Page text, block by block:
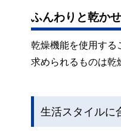
ふんわりと乾か
乾燥機能を使用する
求められるものは乾
生活スタイルに